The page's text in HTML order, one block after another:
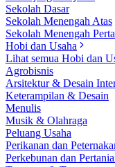
Sekolah Dasar
Sekolah Menengah Atas
Sekolah Menengah
Hobi dan Usaha
Lihat semua Hobi dan
Agrobisnis
Arsitektur & Desain
Keterampilan & Desain
Menulis
Musik & Olahraga
Peluang Usaha
Perikanan dan
Perkebunan dan